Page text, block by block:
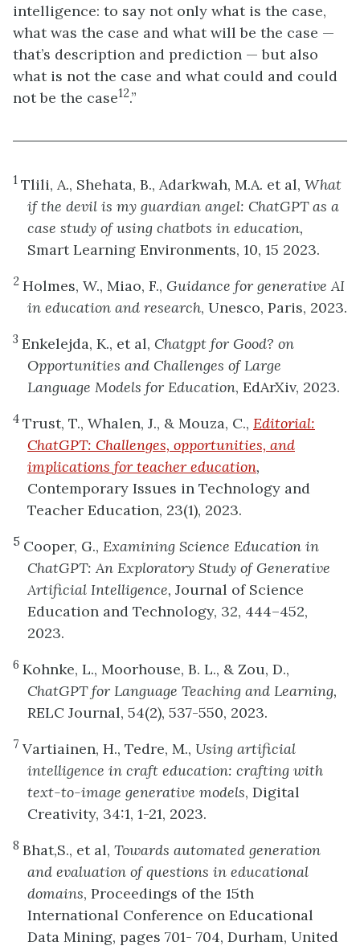
intelligence: to say not only what is the case,
what was the case and what will be the case —
that’s description and prediction — but also
what is not the case and what could and could
not be the case12.”
1 Tlili, A., Shehata, B., Adarkwah, M.A. et al, What
if the devil is my guardian angel: ChatGPT as a
case study of using chatbots in education,
Smart Learning Environments, 10, 15 2023.
2 Holmes, W., Miao, F., Guidance for generative AI
in education and research, Unesco, Paris, 2023.
3 Enkelejda, K., et al, Chatgpt for Good? on
Opportunities and Challenges of Large
Language Models for Education, EdArXiv, 2023.
4 Trust, T., Whalen, J., & Mouza, C., Editorial:
ChatGPT: Challenges, opportunities, and
implications for teacher education,
Contemporary Issues in Technology and
Teacher Education, 23(1), 2023.
5 Cooper, G., Examining Science Education in
ChatGPT: An Exploratory Study of Generative
Artificial Intelligence, Journal of Science
Education and Technology, 32, 444–452,
2023.
6 Kohnke, L., Moorhouse, B. L., & Zou, D.,
ChatGPT for Language Teaching and Learning,
RELC Journal, 54(2), 537-550, 2023.
7 Vartiainen, H., Tedre, M., Using artificial
intelligence in craft education: crafting with
text-to-image generative models, Digital
Creativity, 34:1, 1-21, 2023.
8 Bhat,S., et al, Towards automated generation
and evaluation of questions in educational
domains, Proceedings of the 15th
International Conference on Educational
Data Mining, pages 701- 704, Durham, United